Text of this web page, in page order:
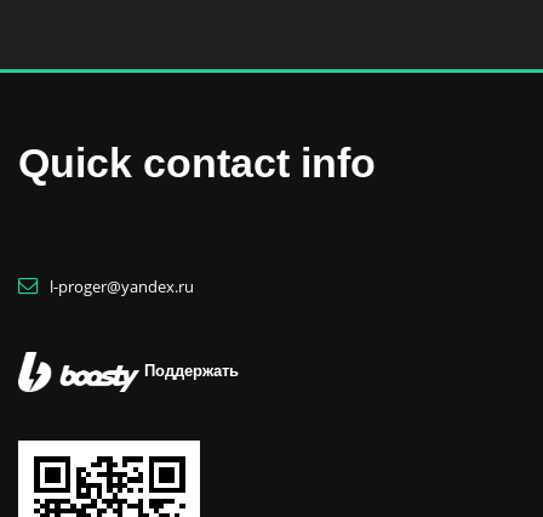
Quick contact info
l-proger@yandex.ru
Поддержать